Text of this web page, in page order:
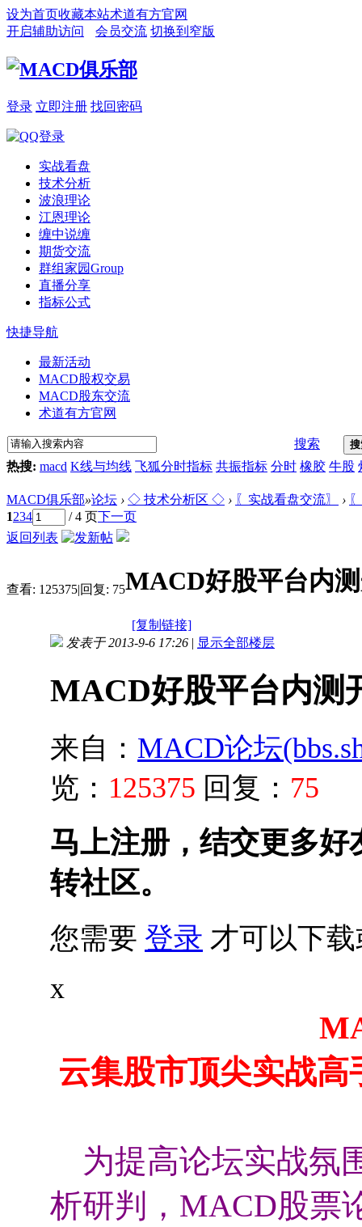
设为首页收藏本站术道有方官网
开启辅助访问
会员交流 切换到窄版
登录 立即注册 找回密码
实战看盘
技术分析
波浪理论
江恩理论
缠中说缠
期货交流
群组家园Group
直播分享
指标公式
快捷导航
最新活动
MACD股权交易
MACD股东交流
术道有方官网
搜索
热搜: macd K线与均线 飞狐分时指标 共振指标 分时 橡胶 牛股
MACD俱乐部»论坛 › ◇ 技术分析区 ◇ › 〖实战看盘交流〗 ›
1234 / 4 页下一页
返回列表
查看: 125375|回复: 75MACD好股平台内
[复制链接]
发表于 2013-9-6 17:26 | 显示全部楼层
MACD好股平台内测
来自： MACD论坛
览： 125375 回复： 75
马上注册，结交更多
转社区。
您需要 登录 才可以下
x
云集股市顶尖实战
为提高论坛实战氛
析研判，MACD股票